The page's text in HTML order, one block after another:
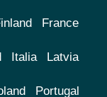
France
Italia Latvia
Portugal